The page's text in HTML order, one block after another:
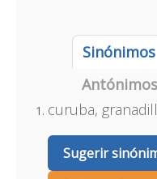
Sinónimos
Antónimos
curuba,
Sugerir